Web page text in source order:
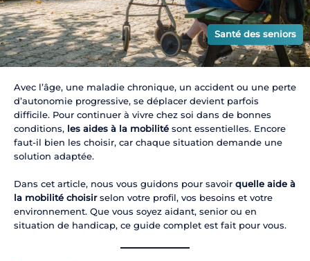
Conseils
Produits
Santé des seniors
Avec l’âge, une maladie chronique, un accident ou une perte
d’autonomie progressive, se déplacer devient parfois
difficile. Pour continuer à vivre chez soi dans de bonnes
conditions, les aides à la mobilitésont essentielles. Encore
faut-il bien les choisir, car chaque situation demande une
solution adaptée.
Dans cet article, nous vous guidons pour savoir quelle aide à
la mobilité choisirselon votre profil, vos besoins et votre
environnement. Que vous soyez aidant, senior ou en
situation de handicap, ce guide complet est fait pour vous.